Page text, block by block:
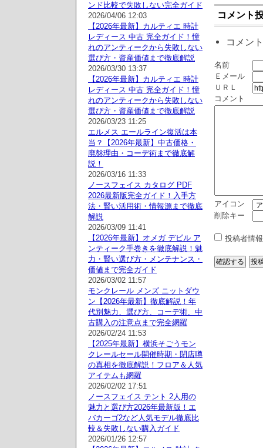
コメント
コメン
名前
Ｅメール
ＵＲＬ
コメント
アイコン
削除キー
投稿者情
ンド比較で失敗しない完全ガイド
2026/04/06 12:03
【2026年最新】カルティエ 時計
レディース 中古 完全ガイド！憧
れのアンティークから失敗しない
選び方・資産価値まで徹底解説
2026/03/30 13:37
【2026年最新】カルティエ 時計
レディース 中古 完全ガイド！憧
れのアンティークから失敗しない
選び方・資産価値まで徹底解説
2026/03/23 11:25
エルメス エールライン復活は本
当？【2026年最新】中古価格・
廃盤理由・コーデ術まで徹底解
説！
2026/03/16 11:33
ノースフェイス カタログ PDF
2026最新版完全ガイド！入手方
法・賢い活用術・情報源まで徹底
解説
2026/03/09 11:41
【2026年最新】オメガ デビル ア
ンティーク手巻きを徹底解説！魅
力・賢い選び方・メンテナンス・
価値まで完全ガイド
2026/03/02 11:57
モンクレール メンズ ニットダウ
ン【2026年最新】徹底解説！年
代別魅力、選び方、コーデ術、中
古購入の注意点まで完全網羅
2026/02/24 11:53
【2025年最新】横浜そごうモン
クレールセール開催時期・閉店噂
の真相を徹底解説！フロア＆人気
アイテムも網羅
2026/02/02 17:51
ノースフェイス テント 2人用の
魅力と選び方2026年最新版！エ
バカーゴ2など人気モデル徹底比
較＆失敗しない購入ガイド
2026/01/26 12:57